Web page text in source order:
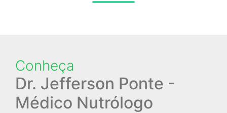
Conheça
Dr. Jefferson Ponte -
Médico Nutrólogo